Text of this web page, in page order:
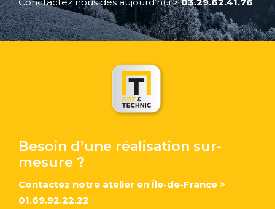
Besoin d’une réalisation sur-
mesure ?
Contactez notre atelier en Île-de-France >
01.69.92.22.22